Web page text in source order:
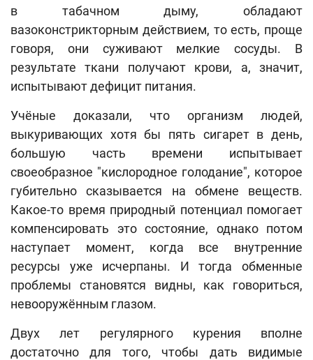
в табачном дыму, обладают
вазоконстрикторным действием, то есть, проще
говоря, они суживают мелкие сосуды. В
результате ткани получают крови, а, значит,
испытывают дефицит питания.
Учёные доказали, что организм людей,
выкуривающих хотя бы пять сигарет в день,
большую часть времени испытывает
своеобразное "кислородное голодание", которое
губительно сказывается на обмене веществ.
Какое-то время природный потенциал помогает
компенсировать это состояние, однако потом
наступает момент, когда все внутренние
ресурсы уже исчерпаны. И тогда обменные
проблемы становятся видны, как говориться,
невооружённым глазом.
Двух лет регулярного курения вполне
достаточно для того, чтобы дать видимые